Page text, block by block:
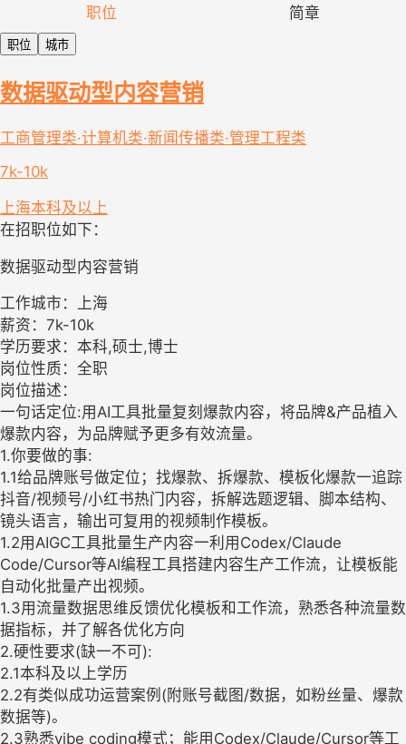
职位 简章
职位 城市
数据驱动型内容营销
工商管理类·计算机类·新闻传播类·管理工程类
7k-10k
上海本科及以上
在招职位如下：
数据驱动型内容营销
工作城市：上海
薪资：7k-10k
学历要求：本科,硕士,博士
岗位性质：全职
岗位描述：
一句话定位:用AI工具批量复刻爆款内容，将品牌&产品植入
爆款内容，为品牌赋予更多有效流量。
1.你要做的事:
1.1给品牌账号做定位；找爆款、拆爆款、模板化爆款一追踪
抖音/视频号/小红书热门内容，拆解选题逻辑、脚本结构、
镜头语言，输出可复用的视频制作模板。
1.2用AIGC工具批量生产内容一利用Codex/Claude
Code/Cursor等Al编程工具搭建内容生产工作流，让模板能
自动化批量产出视频。
1.3用流量数据思维反馈优化模板和工作流，熟悉各种流量数
据指标，并了解各优化方向
2.硬性要求(缺一不可):
2.1本科及以上学历
2.2有类似成功运营案例(附账号截图/数据，如粉丝量、爆款
数据等)。
2.3熟悉vibe coding模式；能用Codex/Claude/Cursor等工